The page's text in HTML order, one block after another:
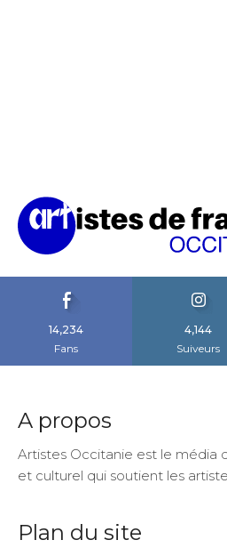
14,234
Fans
4,144
Suiveurs
A propos
Artistes Occitanie est le média
et culturel qui soutient les
Plan du site